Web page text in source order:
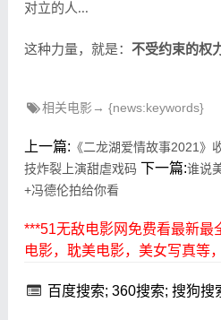
对立的人...
这种力量，就是： 不受约束的权
相关电影→ {news:keywords}
上一篇: 《二龙湖爱情故事2021》
技炸裂上演甜虐戏码 下一篇:谁说
+冯德伦拍给你看
***51无敌电影网免费看最新最
电影，耽美电影，美女写真等
百度搜索; 360搜索; 搜狗搜